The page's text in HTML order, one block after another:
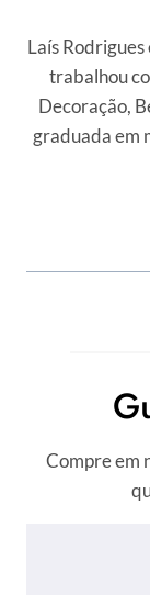
Laís
trabalhou
Decoração,
graduada em
Compre em